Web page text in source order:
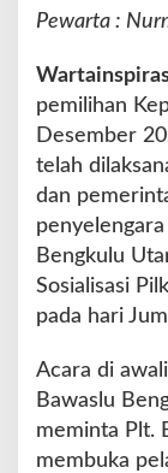
Pewarta :
pemilihan
Desember
telah
dan
Bengkulu
Sosialisasi
pada hari
Acara di
Bawaslu
meminta Plt.
membuka